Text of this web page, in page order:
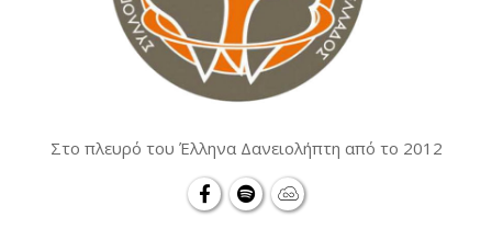
Στο πλευρό του Έλληνα Δανειολήπτη από το 2012